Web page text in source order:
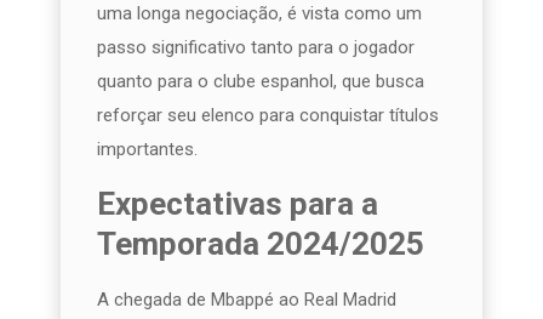
uma longa negociação, é vista como um
passo significativo tanto para o jogador
quanto para o clube espanhol, que busca
reforçar seu elenco para conquistar títulos
importantes.
Expectativas para a
Temporada 2024/2025
A chegada de Mbappé ao Real Madrid